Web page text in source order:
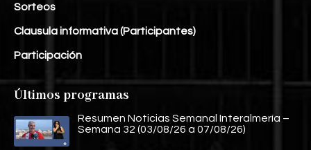
Sorteos
Clausula informativa (Participantes)
Participación
Últimos programas
Resumen Noticias Semanal Interalmería –
Semana 32 (03/08/26 a 07/08/26)